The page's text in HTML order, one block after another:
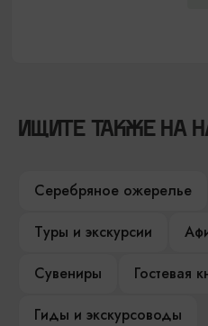
ИЩИТЕ ТАКЖЕ НА
Серебряное ожерелье
Туры и экскурсии
Сувениры
Гостевая
Гиды и экскурсоводы